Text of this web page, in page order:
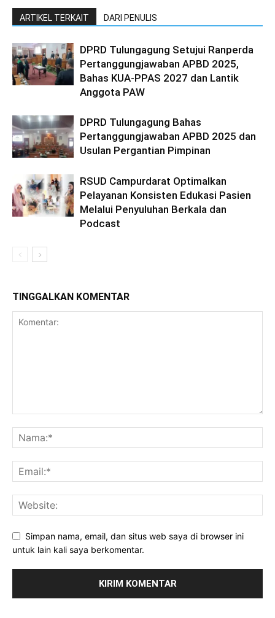
ARTIKEL TERKAIT DARI PENULIS
DPRD Tulungagung Setujui Ranperda
Pertanggungjawaban APBD 2025,
Bahas KUA-PPAS 2027 dan Lantik
Anggota PAW
DPRD Tulungagung Bahas
Pertanggungjawaban APBD 2025 dan
Usulan Pergantian Pimpinan
RSUD Campurdarat Optimalkan
Pelayanan Konsisten Edukasi Pasien
Melalui Penyuluhan Berkala dan
Podcast
TINGGALKAN KOMENTAR
Simpan nama, email, dan situs web saya di browser ini
untuk lain kali saya berkomentar.